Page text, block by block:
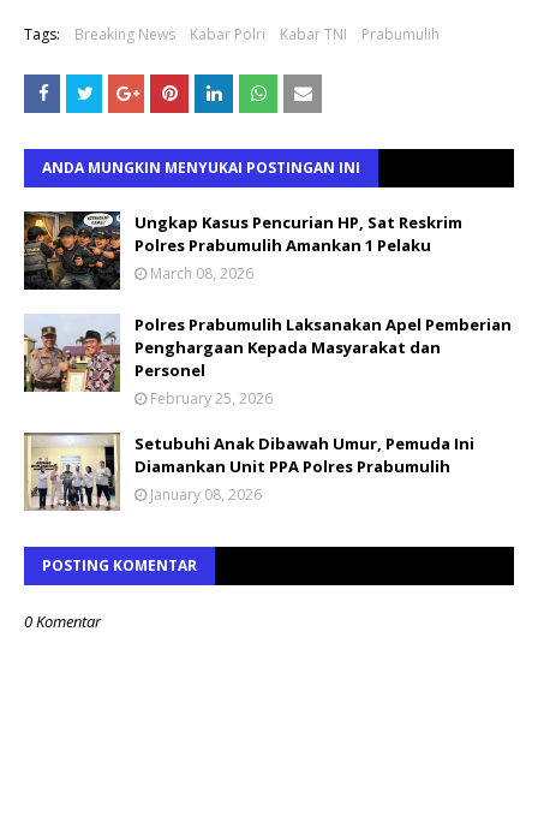
Tags: Breaking News Kabar Polri Kabar TNI Prabumulih
ANDA MUNGKIN MENYUKAI POSTINGAN INI
Ungkap Kasus Pencurian HP, Sat Reskrim
Polres Prabumulih Amankan 1 Pelaku
March 08, 2026
Polres Prabumulih Laksanakan Apel Pemberian
Penghargaan Kepada Masyarakat dan
Personel
February 25, 2026
Setubuhi Anak Dibawah Umur, Pemuda Ini
Diamankan Unit PPA Polres Prabumulih
January 08, 2026
POSTING KOMENTAR
0 Komentar